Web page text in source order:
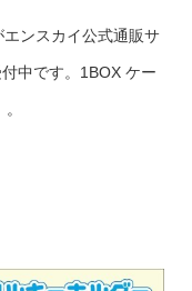
ンスカイ公式通販サ
中です。1BOX ケー